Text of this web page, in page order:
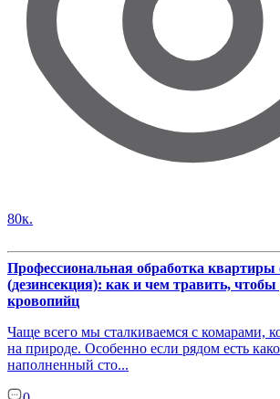
80к.
Профессиональная обработка квартиры
(дезинсекция): как и чем травить,
кровопийц
Чаще всего мы сталкиваемся с комарами,
на природе. Особенно если рядом есть
наполненный сто...